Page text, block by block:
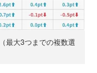
最大3つまでの複数選